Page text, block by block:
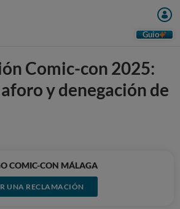
Guio
Comic-con 2025:
aforo y denegación de
COMIC-CON MÁLAGA
UNA RECLAMACIÓN